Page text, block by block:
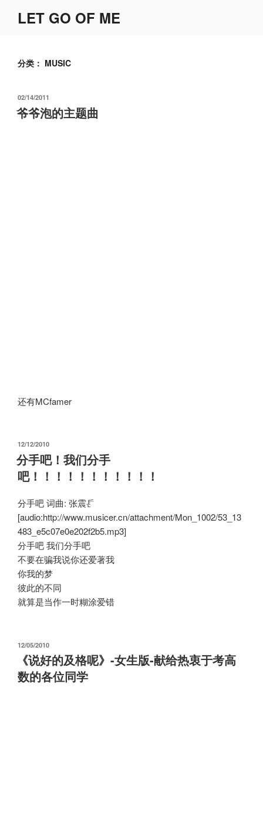
LET GO OF ME
分类： MUSIC
发
布
于
02/14/2011
爷爷泡的主题曲
还有MCfamer
发
布
于
12/12/2010
分手吧！我们分手
吧！！！！！！！！！！！
分手吧 词曲: 张震岳
[audio:http://www.musicer.cn/attachment/Mon_1002/53_13
483_e5c07e0e202f2b5.mp3]
分手吧 我们分手吧
不要在骗我说你还爱著我
你我的梦
彼此的不同
就算是当作一时糊涂爱错
发
12/05/2010
《说好的及格呢》-女生版-献给热衷于考高
数的各位同学